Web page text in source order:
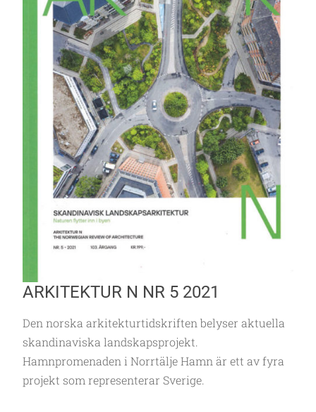
ARKITEKTUR N NR 5 2021
Den norska arkitekturtidskriften belyser aktuella
skandinaviska landskapsprojekt.
Hamnpromenaden i Norrtälje Hamn är ett av fyra
projekt som representerar Sverige.